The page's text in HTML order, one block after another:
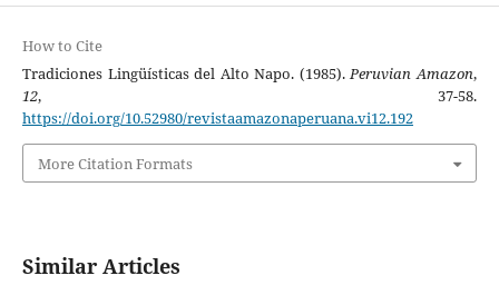
How to Cite
Tradiciones Lingüísticas del Alto Napo. (1985).Peruvian Amazon,
12, 37-58.
https://doi.org/10.52980/revistaamazonaperuana.vi12.192
More Citation Formats
Similar Articles